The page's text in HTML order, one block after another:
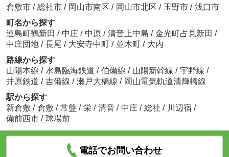
倉敷市 / 総社市 / 岡山市南区 / 岡山市北区 / 玉野市 / 浅口市
町名から探す
連島町鶴新田 / 中庄 / 中原 / 清音上中島 / 金光町占見新田 /
中庄団地 / 長尾 / 大安寺中町 / 並木町 / 大内
路線から探す
山陽本線 / 水島臨海鉄道 / 伯備線 / 山陽新幹線 / 宇野線 /
井原鉄道 / 吉備線 / 瀬戸大橋線 / 岡山電気軌道清輝橋線
駅から探す
新倉敷 / 倉敷 / 常盤 / 栄 / 清音 / 中庄 / 総社 / 川辺宿 /
備前西市 / 球場前
電話でお問い合わせ